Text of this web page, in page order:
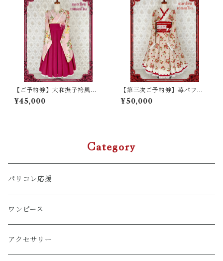
【ご予約券】大和撫子袴風ワ
ンピース （新色）
¥45,000
【第三次ご予約券】苺パフェ
ワンピース（赤、桃色）
¥50,000
Category
パリコレ応援
ワンピース
アクセサリー